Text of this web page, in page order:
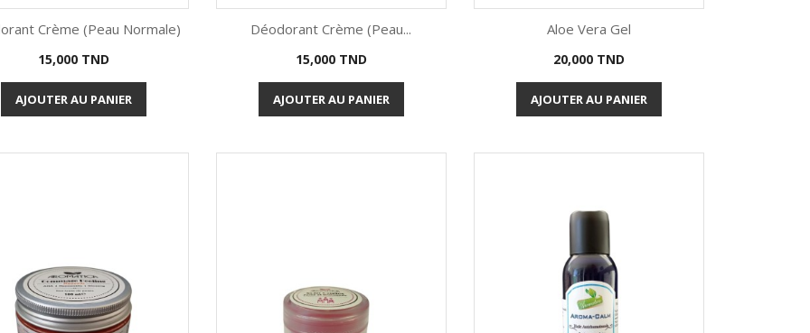
Aperçu rapide
Crème (Peau Normale)
Prix
15,000 TND
AJOUTER AU PANIER
Aperçu rapide
Déodorant Crème (Peau...
Prix
15,000 TND
AJOUTER AU PANIER
Aperçu rapide
Aloe Vera Gel
Prix
20,000 TND
AJOUTER AU PANIER